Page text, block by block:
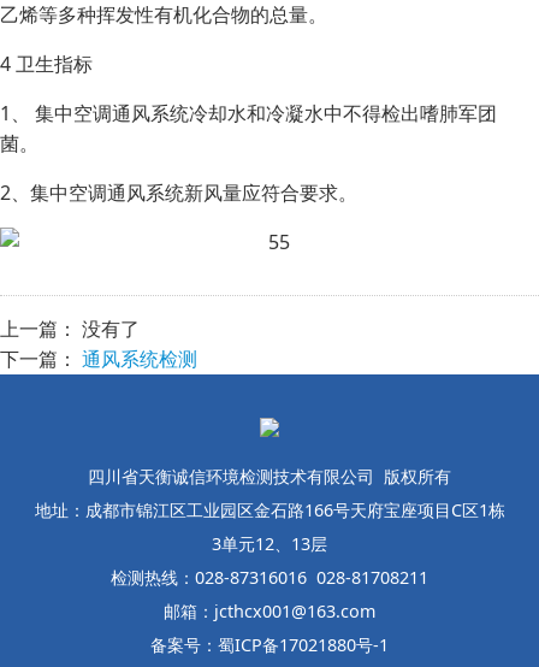
乙烯等多种挥发性有机化合物的总量。
4 卫生指标
1、 集中空调通风系统冷却水和冷凝水中不得检出嗜肺军团
菌。
2、集中空调通风系统新风量应符合要求。
上一篇： 没有了
下一篇： 通风系统检测
四川省天衡诚信环境检测技术有限公司 版权所有
地址：成都市锦江区工业园区金石路166号天府宝座项目C区1栋
3单元12、13层
检测热线：028-87316016 028-81708211
邮箱：jcthcx001@163.com
备案号：蜀ICP备17021880号-1